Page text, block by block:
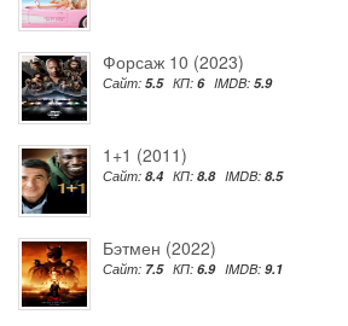
Форсаж 10 (2023)
Сайт: 5.5 КП: 6 IMDB: 5.9
1+1 (2011)
Сайт: 8.4 КП: 8.8 IMDB: 8.5
Бэтмен (2022)
Сайт: 7.5 КП: 6.9 IMDB: 9.1